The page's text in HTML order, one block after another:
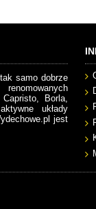
samo dobrze
Borla,
układy
jest